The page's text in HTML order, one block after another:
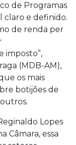
de Programas
claro e definido.
de renda per
imposto”,
(MDB-AM),
os mais
botijões de
Lopes
Câmara, essa